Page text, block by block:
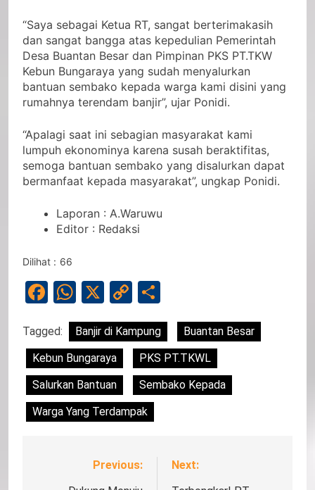
“Saya sebagai Ketua RT, sangat berterimakasih
dan sangat bangga atas kepedulian Pemerintah
Desa Buantan Besar dan Pimpinan PKS PT.TKW
Kebun Bungaraya yang sudah menyalurkan
bantuan sembako kepada warga kami disini yang
rumahnya terendam banjir”, ujar Ponidi.
“Apalagi saat ini sebagian masyarakat kami
lumpuh ekonominya karena susah beraktifitas,
semoga bantuan sembako yang disalurkan dapat
bermanfaat kepada masyarakat”, ungkap Ponidi.
Laporan : A.Waruwu
Editor : Redaksi
Dilihat : 66
Facebook
WhatsApp
X
Copy
Tagged: Banjir di Kampung
Buantan Besar
Kebun Bungaraya
PKS PT.TKWL
Salurkan Bantuan
Sembako Kepada
Warga Yang Terdampak
NavigasiPrevious:
Next: